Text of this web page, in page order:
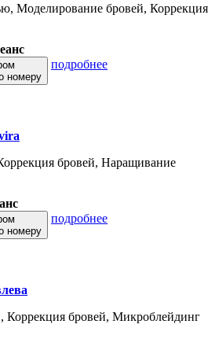
Моделирование бровей, Коррекция
номеру
подробнее
бровей, Наращивание
номеру
подробнее
Коррекция бровей, Микроблейдинг